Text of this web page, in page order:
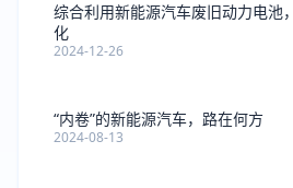
综合利用新能源汽车废旧动力电池
化
2024-12-26
“内卷”的新能源汽车，路在何方
2024-08-13